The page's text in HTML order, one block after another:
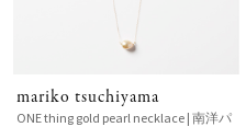
mariko tsuchiyama
ONE thing gold pearl necklace | 南洋パ